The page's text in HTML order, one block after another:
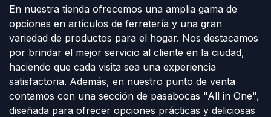
En nuestra tienda ofrecemos una amplia gama de
opciones en artículos de ferretería y una gran
variedad de productos para el hogar. Nos destacamos
por brindar el mejor servicio al cliente en la ciudad,
haciendo que cada visita sea una experiencia
satisfactoria. Además, en nuestro punto de venta
contamos con una sección de pasabocas "All in One",
diseñada para ofrecer opciones prácticas y deliciosas